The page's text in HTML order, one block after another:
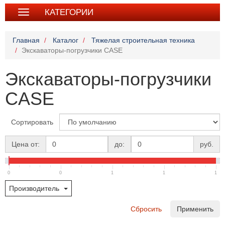
navigation
КАТЕГОРИИ
Главная Каталог
Тяжелая строительная техника
Экскаваторы-погрузчики CASE
Экскаваторы-погрузчики
CASE
Сортировать
Цена от: до: руб.
0 0 1 1 1
Производитель
Сбросить Применить